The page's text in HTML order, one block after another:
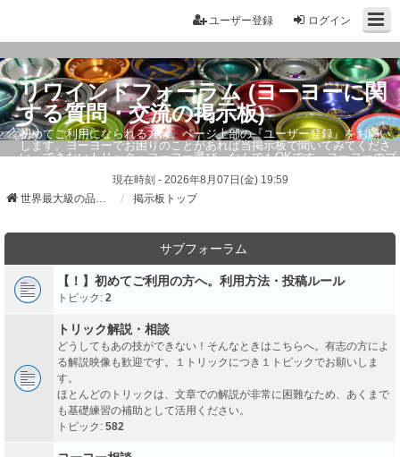
ログイン
ユーザー登録
リワインドフォーラム (ヨーヨーに関
する質問・交流の掲示板)
初めてご利用になられる方は、ページ上部の『ユーザー登録』をお願い
します。ヨーヨーでお困りのことがあれば当掲示板で聞いてみてくださ
い。できないトリック・ヨーヨー選び、なんでもOKです。ヨーヨーのプ
現在時刻 - 2026年8月07日(金) 19:59
世界最大級の品ぞろえ ヨーヨーストア「リワインド」
掲示板トップ
サブフォーラム
【！】初めてご利用の方へ。利用方法・投稿ルール
トピック: 2
トリック解説・相談
どうしてもあの技ができない！そんなときはこちらへ。有志の方によ
る解説映像も歓迎です。１トリックにつき１トピックでお願いしま
す。
ほとんどのトリックは、文章での解説が非常に困難なため、あくまで
も基礎練習の補助として活用ください。
トピック: 582